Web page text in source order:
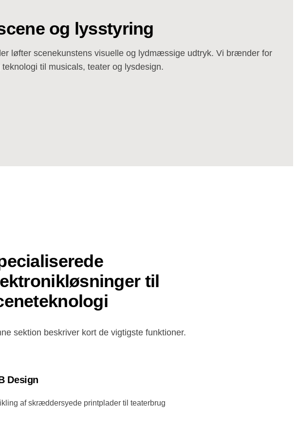
og lysstyring
løfter scenekunstens visuelle og lydmæssige udtryk. Vi brænder for
til musicals, teater og lysdesign.
til
sektion beskriver kort de vigtigste funktioner.
Design
af skræddersyede printplader til teaterbrug